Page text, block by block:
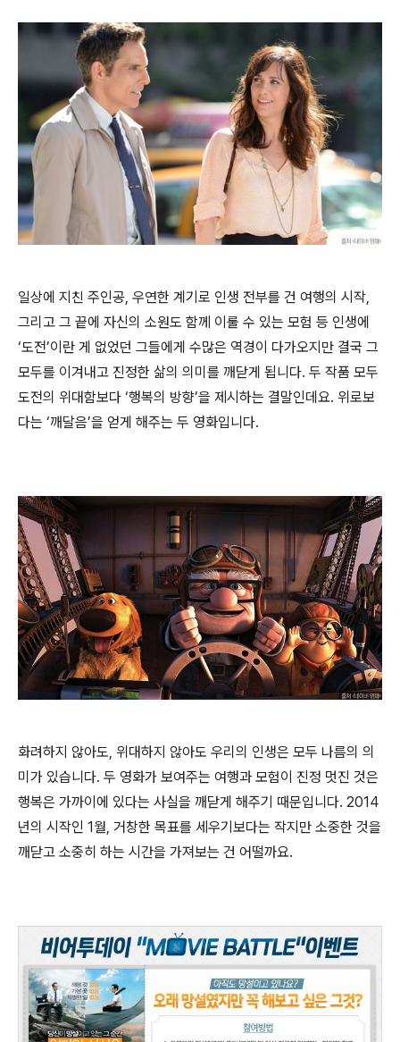
일상에 지친 주인공, 우연한 계기로 인생 전부를 건 여행의 시작,
그리고 그 끝에 자신의 소원도 함께 이룰 수 있는 모험 등 인생에
‘도전’이란 게 없었던 그들에게 수많은 역경이 다가오지만 결국 그
모두를 이겨내고 진정한 삶의 의미를 깨닫게 됩니다. 두 작품 모두
도전의 위대함보다 ‘행복의 방향’을 제시하는 결말인데요. 위로보
다는 ‘깨달음’을 얻게 해주는 두 영화입니다.
화려하지 않아도, 위대하지 않아도 우리의 인생은 모두 나름의 의
미가 있습니다. 두 영화가 보여주는 여행과 모험이 진정 멋진 것은
행복은 가까이에 있다는 사실을 깨닫게 해주기 때문입니다. 2014
년의 시작인 1월, 거창한 목표를 세우기보다는 작지만 소중한 것을
깨닫고 소중히 하는 시간을 가져보는 건 어떨까요.